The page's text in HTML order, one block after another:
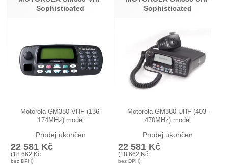
Sophisticated
Motorola GM380 VHF (136-
174MHz) model
Motorola…
Prodej ukončen
22 581 Kč
(18 662 Kč
bez DPH)
Sophisticated
Motorola GM380 UHF (403-
470MHz) model
Motorola…
Prodej ukončen
22 581 Kč
(18 662 Kč
bez DPH)